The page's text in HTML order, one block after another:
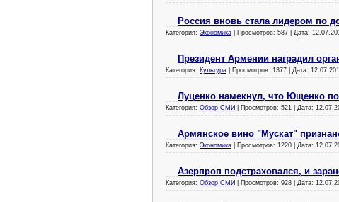
Россия вновь стала лидером по
Категория: Экономика | Просмотров: 587 | Дата:
Президент Армении наградил
Категория: Культура | Просмотров: 1377 | Дата:
Луценко намекнул, что Ющенко
Категория: Обзор СМИ | Просмотров: 521 | Дата:
Армянское вино "Мускат"
Категория: Экономика | Просмотров: 1220 | Дата:
Азерпроп подстраховался, и
Категория: Обзор СМИ | Просмотров: 928 | Дата: